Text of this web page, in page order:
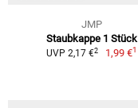
JMP
Staubkappe 1 Stück
UVP 2,17 €2 1,99 €1